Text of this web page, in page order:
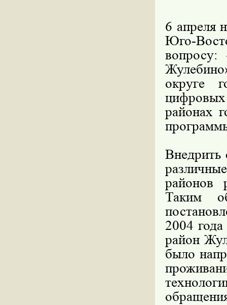
6 апреля
Юго-
вопросу:
округе
районах
Внедрить
районов
Таким
2004
район
было